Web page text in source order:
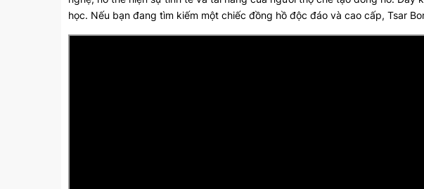
học. Nếu bạn đang tìm kiếm một chiếc đồng hồ độc đáo và cao cấp, Tsar